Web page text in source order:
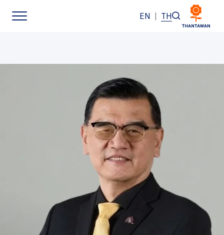
EN | TH
การพัฒนาอย่างยั่งยืน
การกำกับดูแลกิจการที่ดี